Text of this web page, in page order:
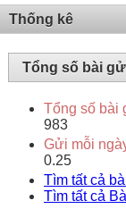
Thống kê
Tổng số bài
Tổng số bài
983
Gửi mỗi
0.25
Tìm tất cả
Tìm tất cả